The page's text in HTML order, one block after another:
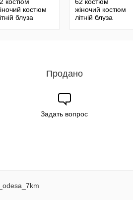
костюм
блуза
жіночий костюм
літній блуза
Продано
Задать вопрос